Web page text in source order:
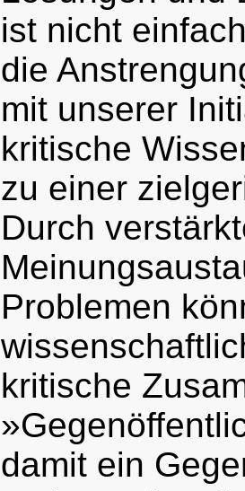
ist nicht
die
mit unserer
kritische
zu einer
Durch
Problemen
kritische
damit ein